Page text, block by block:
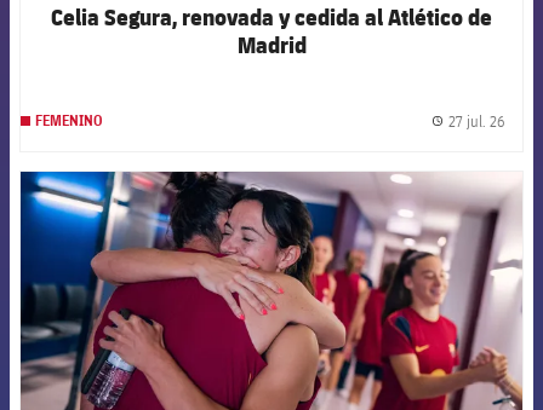
Celia Segura, renovada y cedida al Atlético de
Madrid
FEMENINO 27 jul. 26
FCB Barcelona badge